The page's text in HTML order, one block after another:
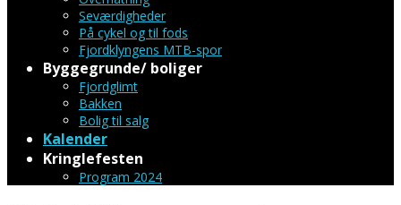
Seværdigheder
På cykel og til fods
Fjordklyngens MTB-spor
Byggegrunde/ boliger
Fjordglimt
Bakken
Bolig til salg
Kalender
Kringlefesten
Program 2024